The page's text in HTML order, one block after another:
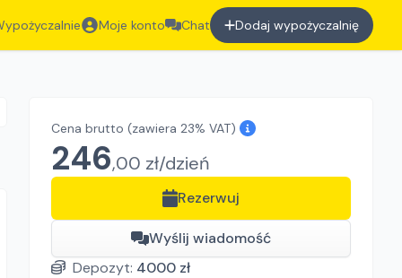
Moje konto Chat Dodaj wypożyczalnię
Cena brutto (zawiera 23% VAT)
246,00 zł/dzień
Rezerwuj
Wyślij wiadomość
Depozyt: 4000 zł